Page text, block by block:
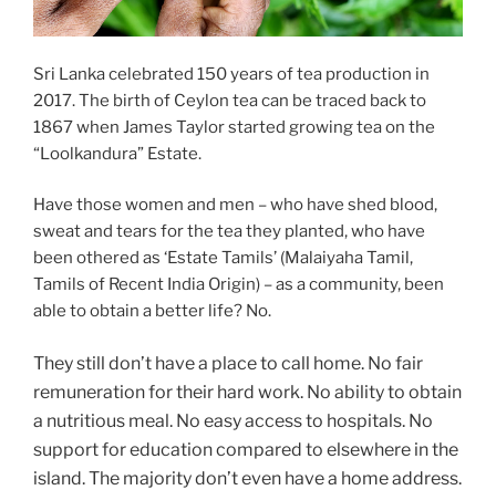
Sri Lanka celebrated 150 years of tea production in
2017. The birth of Ceylon tea can be traced back to
1867 when James Taylor started growing tea on the
“Loolkandura” Estate.
Have those women and men – who have shed blood,
sweat and tears for the tea they planted, who have
been othered as ‘Estate Tamils’ (Malaiyaha Tamil,
Tamils of Recent India Origin) – as a community, been
able to obtain a better life? No.
They still don’t have a place to call home. No fair
remuneration for their hard work. No ability to obtain
a nutritious meal. No easy access to hospitals. No
support for education compared to elsewhere in the
island. The majority don’t even have a home address.